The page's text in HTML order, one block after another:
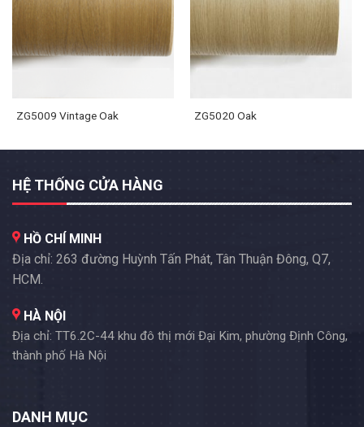
ZG5009 Vintage Oak ZG5020 Oak
HỆ THỐNG CỬA HÀNG
HỒ CHÍ MINH
Địa chỉ: 263 đường Huỳnh Tấn Phát, Tân Thuận Đông, Q7,
HCM.
HÀ NỘI
Địa chỉ: TT6.2C-44 khu đô thị mới Đại Kim, phường Định Công,
thành phố Hà Nội
DANH MỤC